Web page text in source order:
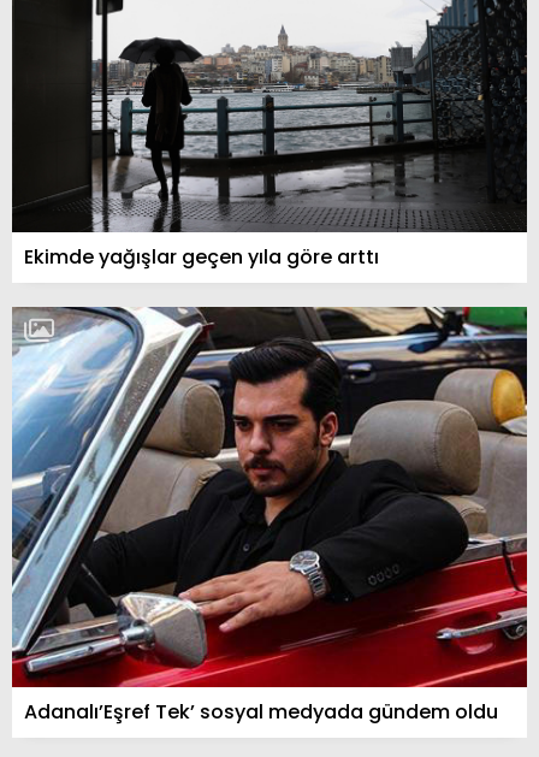
Ekimde yağışlar geçen yıla göre arttı
Adanalı’Eşref Tek’ sosyal medyada gündem oldu